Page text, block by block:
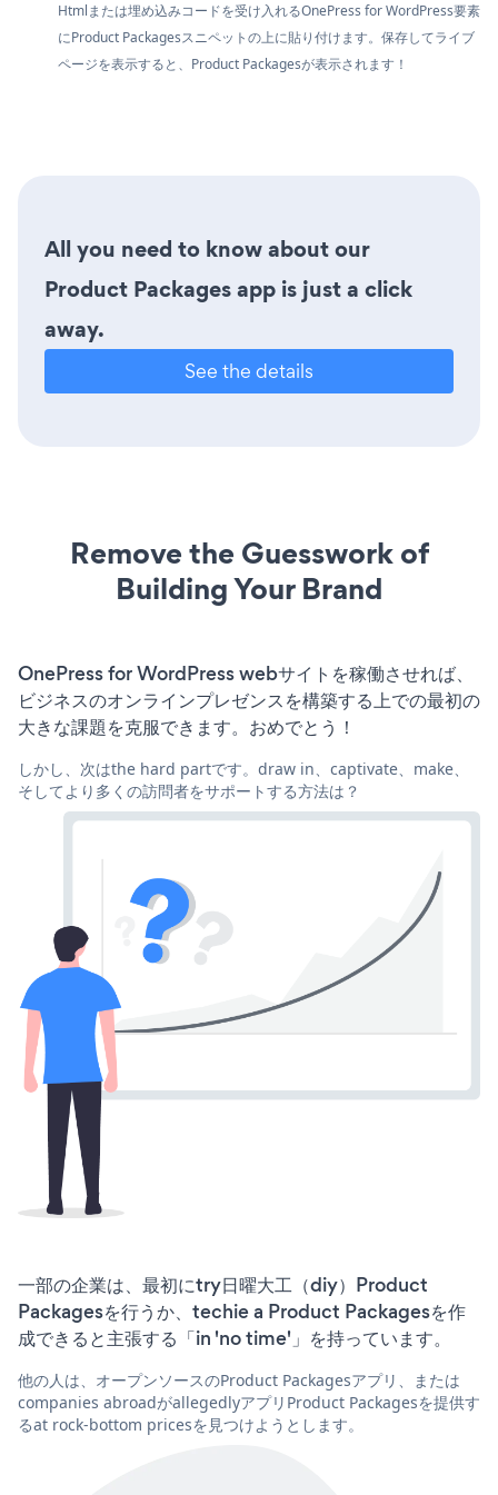
Htmlまたは埋め込みコードを受け入れるOnePress for WordPress要素
にProduct Packagesスニペットの上に貼り付けます。保存してライブ
ページを表示すると、Product Packagesが表示されます！
All you need to know about our
Product Packages app is just a click
away.
See the details
Remove the Guesswork of
Building Your Brand
OnePress for WordPress webサイトを稼働させれば、
ビジネスのオンラインプレゼンスを構築する上での最初の
大きな課題を克服できます。おめでとう！
しかし、次はthe hard partです。draw in、captivate、make、
そしてより多くの訪問者をサポートする方法は？
一部の企業は、最初にtry日曜大工（diy）Product
Packagesを行うか、techie a Product Packagesを作
成できると主張する「in 'no time'」を持っています。
他の人は、オープンソースのProduct Packagesアプリ、または
companies abroadがallegedlyアプリProduct Packagesを提供す
るat rock-bottom pricesを見つけようとします。